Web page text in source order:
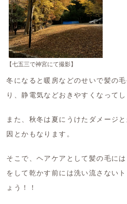
【七五三で神宮にて撮影】
冬になると暖房などのせいで髪の
り、静電気などおきやすくなってし
また、秋冬は夏にうけたダメージ
因とかもなります。
そこで、ヘアケアとして髪の毛に
をして乾かす前には洗い流さない
ょう！！